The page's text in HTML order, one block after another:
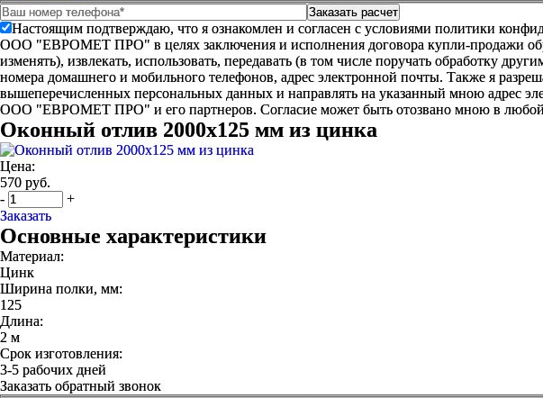
Настоящим подтверждаю, что я ознакомлен и согласен с условиями политики
ООО "ЕВРОМЕТ ПРО" в целях заключения и исполнения договора купли-продажи
изменять), извлекать, использовать, передавать (в том числе поручать обработку
номера домашнего и мобильного телефонов, адрес электронной почты. Также я
вышеперечисленных персональных данных и направлять на указанный мною адрес
ООО "ЕВРОМЕТ ПРО" и его партнеров. Согласие может быть отозвано мною в
Оконный отлив 2000х125 мм из цинка
Цена:
570 руб.
-
+
Заказать
Основные характеристики
Материал:
Цинк
Ширина полки, мм:
125
Длина:
2 м
Срок изготовления:
3-5 рабочих дней
Заказать обратный звонок